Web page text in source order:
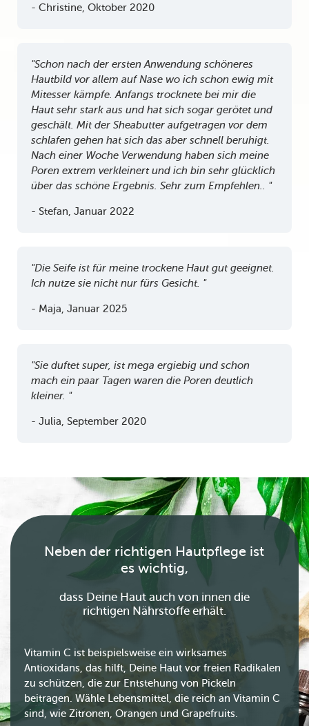
- Christine, Oktober 2020
"Schon nach der ersten Anwendung schöneres
Hautbild vor allem auf Nase wo ich schon ewig mit
Mitesser kämpfe. Anfangs trocknete bei mir die
Haut sehr stark aus und hat sich sogar gerötet und
geschält. Mit der Sheabutter aufgetragen vor dem
schlafen gehen hat sich das aber schnell beruhigt.
Nach einer Woche Verwendung haben sich meine
Poren extrem verkleinert und ich bin sehr glücklich
über das schöne Ergebnis. Sehr zum Empfehlen.. "
- Stefan, Januar 2022
"Die Seife ist für meine trockene Haut gut geeignet.
Ich nutze sie nicht nur fürs Gesicht. "
- Maja, Januar 2025
"Sie duftet super, ist mega ergiebig und schon
mach ein paar Tagen waren die Poren deutlich
kleiner. "
- Julia, September 2020
Neben der richtigen Hautpflege ist
es wichtig,
dass Deine Haut auch von innen die
richtigen Nährstoffe erhält.
Vitamin C ist beispielsweise ein wirksames
Antioxidans, das hilft, Deine Haut vor freien Radikalen
zu schützen, die zur Entstehung von Pickeln
beitragen. Wähle Lebensmittel, die reich an Vitamin C
sind, wie Zitronen, Orangen und Grapefruits.